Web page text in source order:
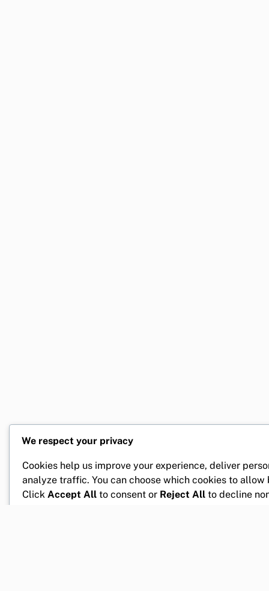
We respect your privacy
Cookies help us improve your experience, deliver
analyze traffic. You can choose which cookies to
Click Accept All to consent or Reject All to decline